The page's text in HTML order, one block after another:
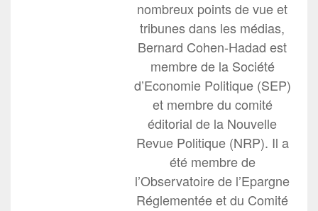
nombreux points de vue et
tribunes dans les médias,
Bernard Cohen-Hadad est
membre de la Société
d’Economie Politique (SEP)
et membre du comité
éditorial de la Nouvelle
Revue Politique (NRP). Il a
été membre de
l’Observatoire de l’Epargne
Réglementée et du Comité